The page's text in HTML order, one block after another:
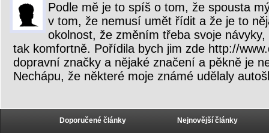
Podle mě je to spíš o tom, že spousta
v tom, že nemusí umět řídit a že je to
okolnost, že změním třeba svoje
tak komfortně. Pořídila bych jim zde http://
dopravní značky a nějaké značení a pěkně je
Nechápu, že některé moje známé udělaly
Doporučené články Nejnovější články